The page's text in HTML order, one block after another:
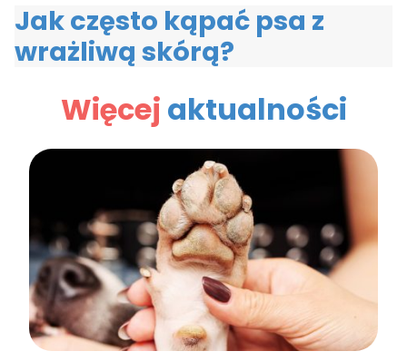
Jak często kąpać psa z
wrażliwą skórą?
Więcej aktualności